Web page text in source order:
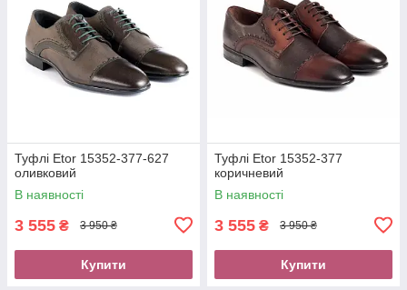
Туфлі Etor 15352-377-627
оливковий
В наявності
3 555 ₴ 3 950 ₴
Купити
Туфлі Etor 15352-377
коричневий
В наявності
3 555 ₴ 3 950 ₴
Купити